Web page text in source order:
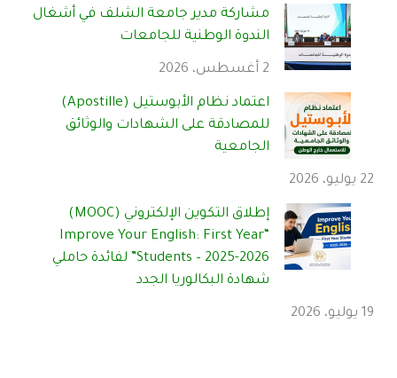
مشاركة مدير جامعة الشلف في أشغال
الندوة الوطنية للجامعات
2 أغسطس، 2026
اعتماد نظام الأبوستيل (Apostille)
للمصادقة على الشهادات والوثائق
الجامعية
22 يوليو، 2026
إطلاق التكوين الإلكتروني (MOOC)
“Improve Your English: First Year
Students – 2025-2026” لفائدة حاملي
شهادة البكالوريا الجدد
19 يوليو، 2026